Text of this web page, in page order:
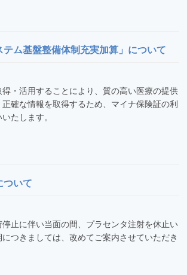
テム基盤整備体制充実加算」について
・活用することにより、質の高い医療の提供
確な情報を取得するため、マイナ保険証の利
たします。
ついて
止に伴い当面の間、プラセンタ注射を休止い
つきましては、改めてご案内させていただき